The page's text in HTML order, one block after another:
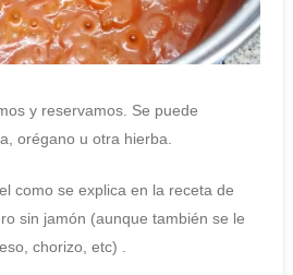
y reservamos. Se puede
orégano u otra hierba.
como se explica en la receta de
sin jamón (aunque también se le
chorizo, etc) .